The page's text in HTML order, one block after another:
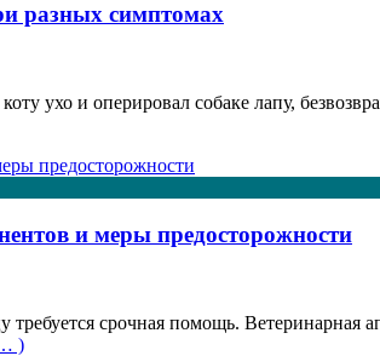
разных симптомах
ухо и оперировал собаке лапу,
и меры предосторожности
срочная помощь. Ветеринарная
)